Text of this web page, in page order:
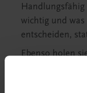
wichtig und was
entscheiden,
Ebenso holen
alles selbst
verteilen und